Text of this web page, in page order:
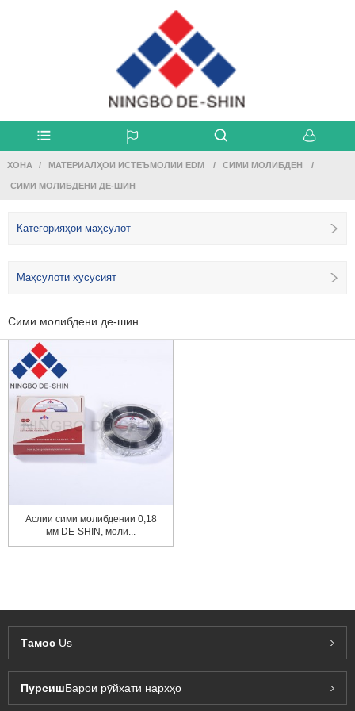
ХОНА МАТЕРИАЛҲОИ ИСТЕЪМОЛИИ EDM СИМИ МОЛИБДЕН
СИМИ МОЛИБДЕНИ ДЕ-ШИН
Категорияҳои маҳсулот
Маҳсулоти хусусият
Сими молибдени де-шин
Аслии сими молибдении 0,18
мм DE-SHIN, моли...
Тамос Us
ПурсишБарои рӯйхати нархҳо